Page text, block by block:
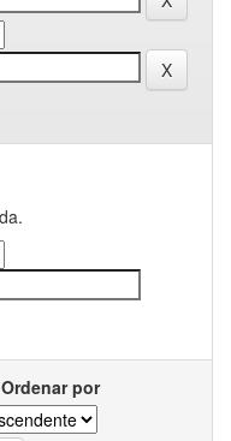
Ordenar por